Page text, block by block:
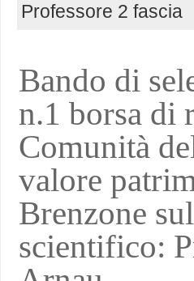
Professore 2 fascia
Bando di
n.1 borsa di
Comunità
valore
Brenzone
scientifico: